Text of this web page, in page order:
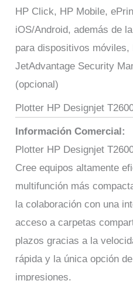
HP Click, HP Mobile,
iOS/Android, además de
para dispositivos
JetAdvantage Security
(opcional)
Plotter HP Designjet
Información Comercial:
Plotter HP Designjet
Cree equipos altamente
multifunción más
la colaboración con una
acceso a carpetas
plazos gracias a la
rápida y la única opción
impresiones.